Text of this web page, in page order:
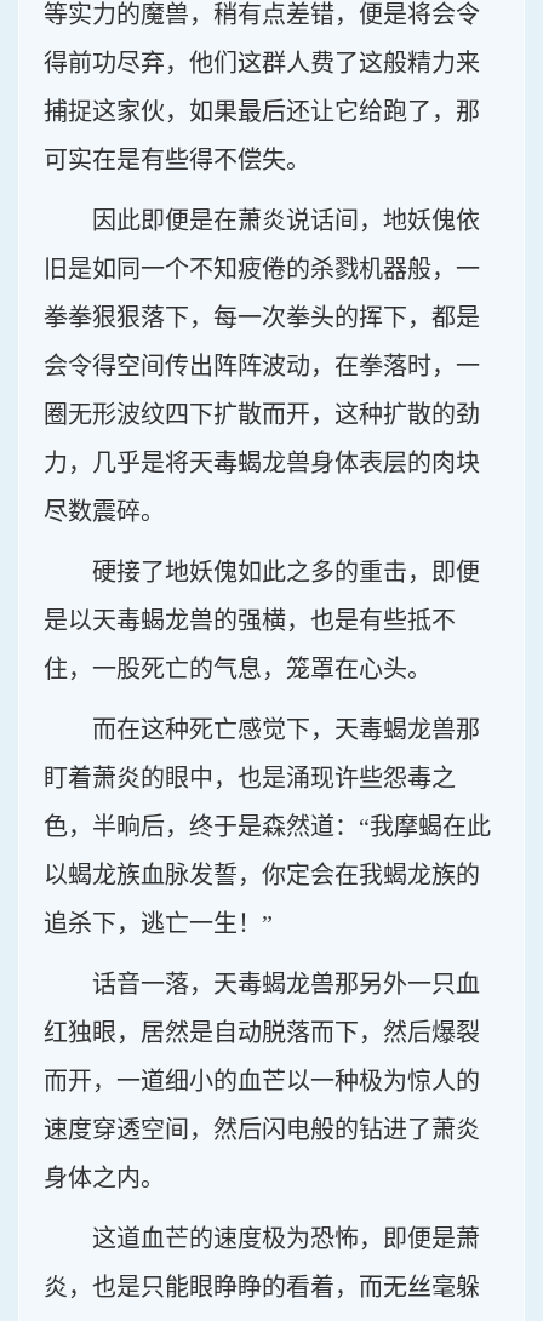
等实力的魔兽，稍有点差错，便是将会令
得前功尽弃，他们这群人费了这般精力来
捕捉这家伙，如果最后还让它给跑了，那
可实在是有些得不偿失。
因此即便是在萧炎说话间，地妖傀依
旧是如同一个不知疲倦的杀戮机器般，一
拳拳狠狠落下，每一次拳头的挥下，都是
会令得空间传出阵阵波动，在拳落时，一
圈无形波纹四下扩散而开，这种扩散的劲
力，几乎是将天毒蝎龙兽身体表层的肉块
尽数震碎。
硬接了地妖傀如此之多的重击，即便
是以天毒蝎龙兽的强横，也是有些抵不
住，一股死亡的气息，笼罩在心头。
而在这种死亡感觉下，天毒蝎龙兽那
盯着萧炎的眼中，也是涌现许些怨毒之
色，半晌后，终于是森然道：“我摩蝎在此
以蝎龙族血脉发誓，你定会在我蝎龙族的
追杀下，逃亡一生！”
话音一落，天毒蝎龙兽那另外一只血
红独眼，居然是自动脱落而下，然后爆裂
而开，一道细小的血芒以一种极为惊人的
速度穿透空间，然后闪电般的钻进了萧炎
身体之内。
这道血芒的速度极为恐怖，即便是萧
炎，也是只能眼睁睁的看着，而无丝毫躲